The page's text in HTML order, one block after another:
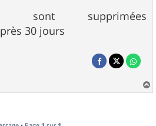
sont supprimées
30 jours
a